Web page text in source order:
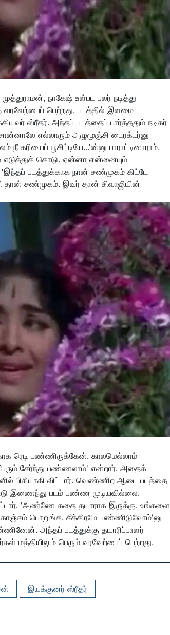
நாகேஷ் உள்பட பலர் நடித்து
பெற்றது. படத்தில் இளமை
ஸ்ரீதர். அந்தப் படத்தைப் பார்த்ததும் நடிகர்
எல்லாரும் அழுமூஞ்சி டைரக்டர்னு
பூசிட்டியே...'ன்னு பாராட்டினாராம்.
எடுத்துக் கொடு. ஏன்னா என்னையும்
படத்துக்காக நான் சண்முகம் கிட்டே
தான் சண்முகம். இவர் தான் சிவாஜியின்
ரெடி பண்ணிருக்கேன். காலமெல்லாம்
பேரும் சேர்ந்து பண்ணலாம்' என்றார். அதைக்
பிசியாகி விட்டார். வெண்ணிற ஆடை படத்தை
இணைந்து படம் பண்ண முடியவில்லை.
'அண்ணே கதை தயாராக இருக்கு. உங்களை
பொறுங்க. சீக்கிரமே பண்ணிடுவோம்'னு
அந்தப் படத்துக்கு தயாரிப்பாளர்
மத்தியிலும் பெரும் வரவேற்பைப் பெற்றது.
இயக்குனர் ஸ்ரீதர்